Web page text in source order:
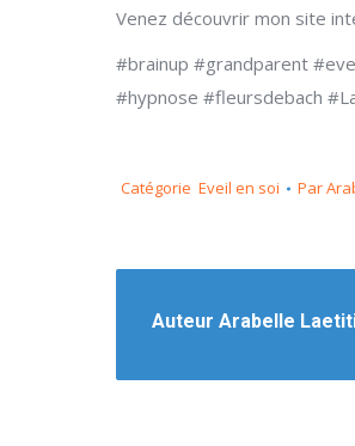
Venez découvrir mon site
#brainup #grandparent
#hypnose #fleursdebach
Catégorie Eveil en soi Par
Auteur Arabelle